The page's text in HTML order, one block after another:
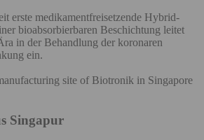
erste medikamentfreisetzende Hybrid-
bioabsorbierbaren Beschichtung leitet
in der Behandlung der koronaren
ein.
Singapur